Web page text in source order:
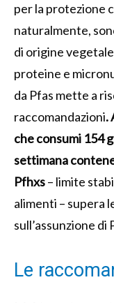
per la protezione
naturalmente,
di origine
proteine e
da Pfas mette a
raccomandazioni.
che consumi 154
settimana
Pfhxs– limite
alimenti – supera
sull’assunzione di
Le